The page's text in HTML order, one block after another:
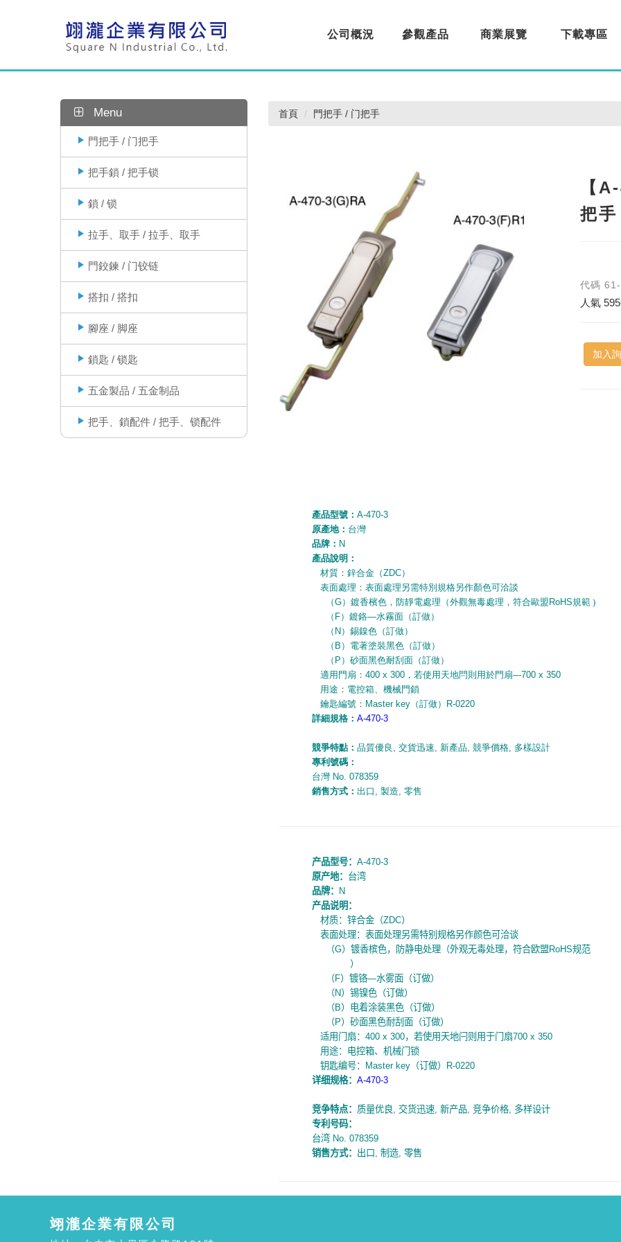
公司概況 參觀產品 商業展覽 下載專區
首頁 門把手 / 门把手
【
把手
代碼
人氣
加入
產品型號： A-470-3
原產地： 台灣
品牌： N
產品說明：
材質：鋅合金（ZDC）
表面處理：表面處理另需特別規格另作顏色可洽談
（G）鍍香檳色，防靜電處理（外觀無毒處理，符合歐盟 RoHS規範 )
（ F）鍍鉻—水霧面（訂做）
（ N ）錫鎳色（訂做）
（ B ）電著塗裝黑色（訂做）
（ P ）砂面黑色耐刮面（訂做）
適用門扇： 400 x 300 ，若使用天地閂則用於門扇---700 x 350
用途：電控箱、機械門鎖
鑰匙編號： Master key （訂做）
R-0220
詳細規格 ： A-470-3
競爭特點： 品質優良 , 交貨迅速, 新產品, 競爭價格, 多樣設計
專利號碼：
台灣 No. 078359
銷售方式： 出口 , 製造, 零售
产品型号： A-470-3
原产地： 台湾
品牌：
N
产品说明：
材质：锌合金（ZDC）
表面处理：表面处理另需特别规格另作颜色可洽谈
（G）镀香槟色，防静电处理（外观无毒处理，符合欧盟 RoHS规范
）
（ F）镀铬—水雾面（订做）
（ N）锡镍色（订做）
（ B）电着涂装黑色（订做）
（ P）砂面黑色耐刮面（订做）
适用门扇： 400 x 300，若使用天地闩则用于门扇700 x 350
用途：电控箱、机械门锁
钥匙编号：
Master key （订做）
R-0220
详细规格： A-470-3
竞争特点： 质量优良, 交货迅速, 新产品, 竞争价格, 多样设计
专利号码：
台湾 No. 078359
销售方式： 出口 , 制造, 零售
Menu
門把手 / 门把手
把手鎖 / 把手锁
鎖 / 锁
拉手、取手 / 拉手、取手
門鉸鍊 / 门铰链
搭扣 / 搭扣
腳座 / 脚座
鎖匙 / 锁匙
五金製品 / 五金制品
把手、鎖配件 / 把手、锁配件
翊瀧企業有限公司